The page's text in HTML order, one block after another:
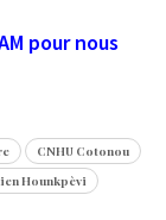
pour nous
CNHU Cotonou
Hounkpèvi